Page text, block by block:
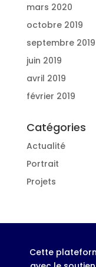
mars 2020
octobre 2019
septembre 2019
juin 2019
avril 2019
février 2019
Catégories
Actualité
Portrait
Projets
Cette